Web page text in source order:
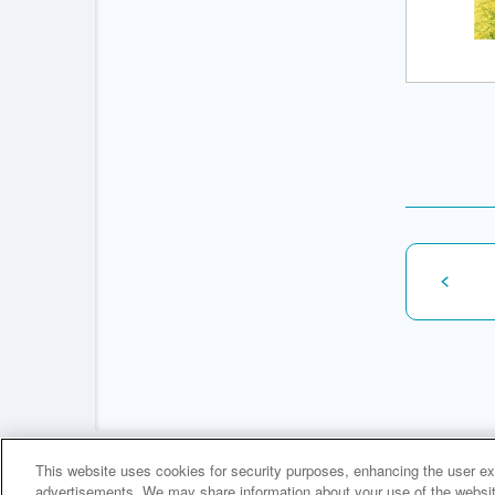
This website uses cookies for security purposes, enhancing the user